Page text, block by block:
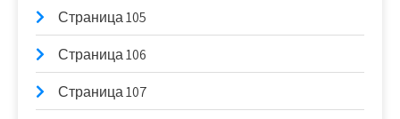
Страница 105
Страница 106
Страница 107